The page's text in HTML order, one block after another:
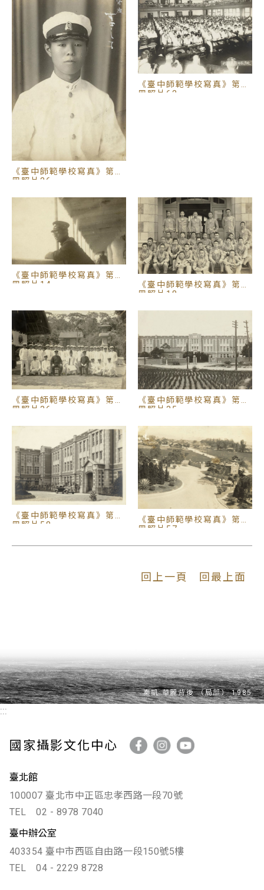
《臺中師範學校寫真》第三
冊照片26
《臺中師範學校寫真》第三
冊照片62
《臺中師範學校寫真》第三
冊照片14
《臺中師範學校寫真》第三
冊照片18
《臺中師範學校寫真》第二
冊照片36
《臺中師範學校寫真》第二
冊照片35
《臺中師範學校寫真》第一
冊照片58
《臺中師範學校寫真》第一
冊照片57
回上一頁 回最上面
:::
國家攝影文化中心
臺北館
100007 臺北市中正區忠孝西路一段70號
TEL
02 - 8978 7040
臺中辦公室
403354 臺中市西區自由路一段150號5樓
TEL
04 - 2229 8728